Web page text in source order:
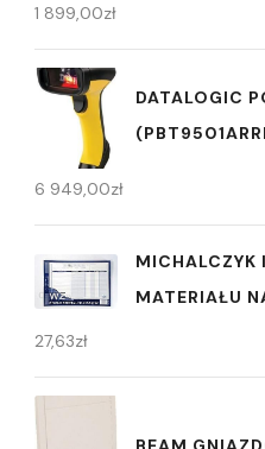
1 899,00zł
DATALOGIC
6 949,00zł
MICHALCZYK
MATERIAŁU
27,63zł